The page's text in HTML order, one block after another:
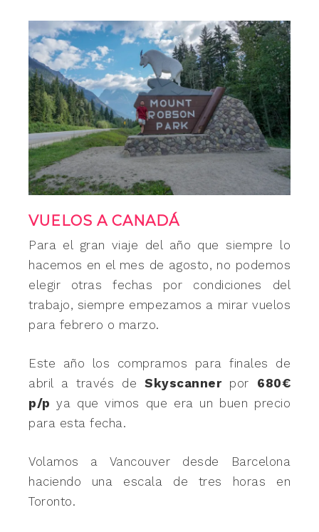
VUELOS A CANADÁ
Para el gran viaje del año que siempre lo
hacemos en el mes de agosto, no podemos
elegir otras fechas por condiciones del
trabajo, siempre empezamos a mirar vuelos
para febrero o marzo.
Este año los compramos para finales de
abril a través deSkyscannerpor 680€
p/p ya que vimos que era un buen precio
para esta fecha.
Volamos a Vancouver desde Barcelona
haciendo una escala de tres horas en
Toronto.